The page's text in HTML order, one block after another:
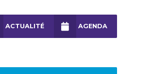
ACTUALITÉ AGENDA